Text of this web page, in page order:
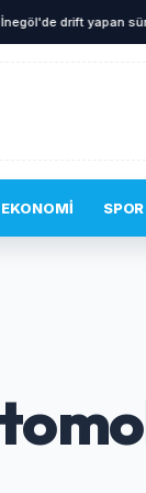
drift yapan sürücü
EKONOMI SPOR